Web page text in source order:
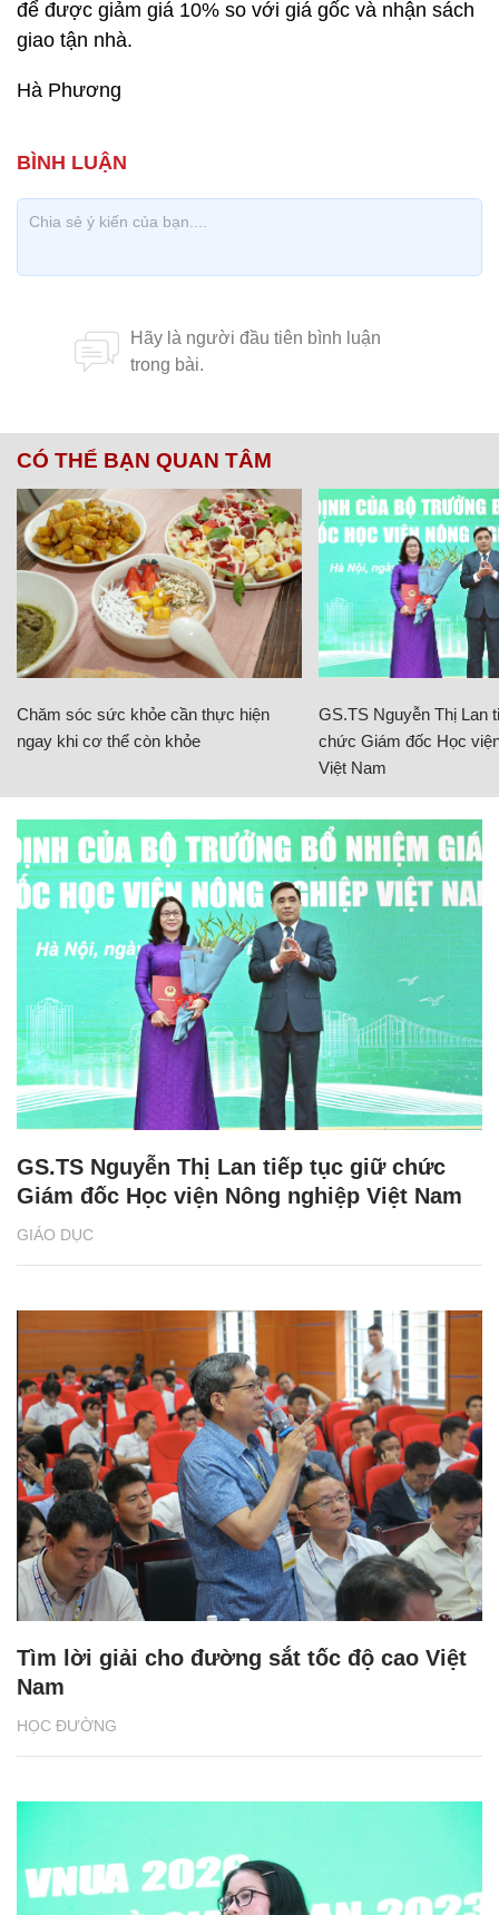
để được giảm giá 10% so với giá gốc và nhận sách
giao tận nhà.
Hà Phương
CÓ THỂ BẠN QUAN TÂM
Chăm sóc sức khỏe cần thực hiện
ngay khi cơ thể còn khỏe
GS.TS Nguyễn Thị Lan
chức Giám đốc Học
Việt Nam
GIÁO DỤC
GS.TS Nguyễn Thị Lan tiếp tục giữ chức
Giám đốc Học viện Nông nghiệp Việt Nam
HỌC ĐƯỜNG
Tìm lời giải cho đường sắt tốc độ cao Việt
Nam